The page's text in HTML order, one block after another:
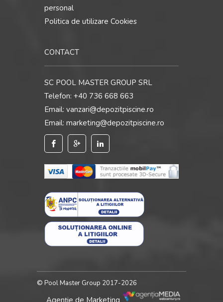
personal
Politica de utilizare Cookies
CONTACT
SC POOL MASTER GROUP SRL
Telefon: +40 736 668 663
Email: vanzari@depozitpiscine.ro
Email: marketing@depozitpiscine.ro
© Pool Master Group 2017-2026